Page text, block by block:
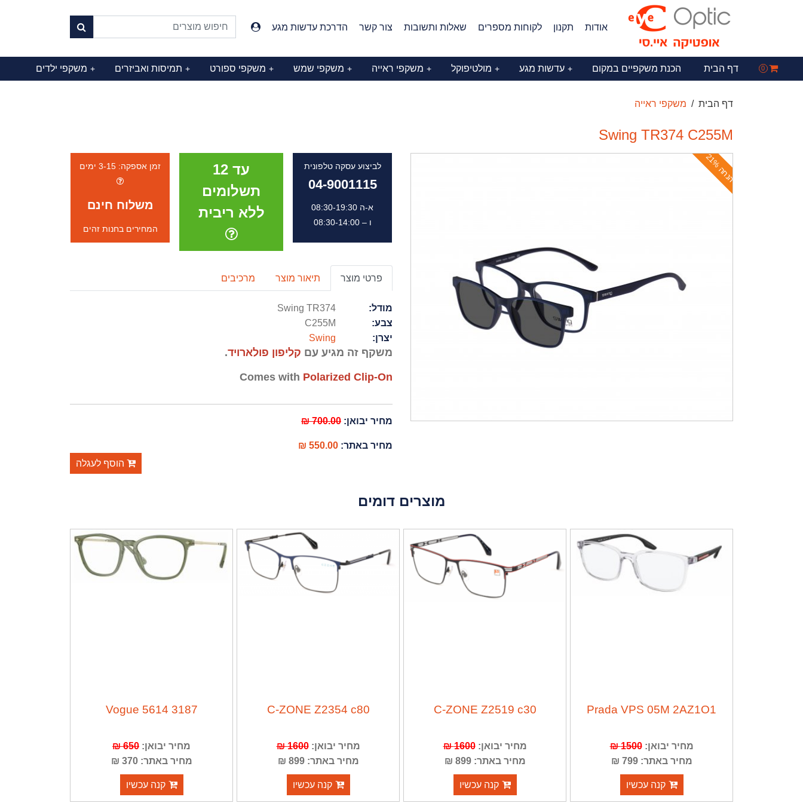
אודות תקנון לקוחות מספרים שאלות ותשובות צור קשר הדרכת עדשות מגע
0 דף הבית הכנת משקפיים במקום עדשות מגע + מולטיפוקל + משקפי ראייה + משקפי שמש + משקפי ספורט + תמיסות ואביזרים + משקפי ילדים +
דף הבית משקפי ראייה
Swing TR374 C255M
ה
נ
ח
ה
2
1
% לביצוע עסקה טלפונית
04-9001115
א-ה 08:30-19:30
ו – 08:30-14:00
עד 12
תשלומים
ללא ריבית
זמן אספקה: 3-15 ימים
משלוח חינם
המחירים בחנות זהים
פרטי מוצר תיאור מוצר מרכיבים
מודל:
Swing TR374
צבע:
C255M
יצרן:
Swing
משקף זה מגיע עם קליפון פולארויד.
Comes with Polarized Clip-On
מחיר יבואן: 700.00 ₪
מחיר באתר: 550.00 ₪
הוסף לעגלה
מוצרים דומים
Prada VPS 05M 2AZ1O1
מחיר יבואן:1500 ₪
מחיר באתר: 799 ₪
קנה עכשיו
C-ZONE Z2519 c30
מחיר יבואן:1600 ₪
מחיר באתר: 899 ₪
קנה עכשיו
C-ZONE Z2354 c80
מחיר יבואן:1600 ₪
מחיר באתר: 899 ₪
קנה עכשיו
Vogue 5614 3187
מחיר יבואן: 650 ₪
מחיר באתר: 370 ₪
קנה עכשיו